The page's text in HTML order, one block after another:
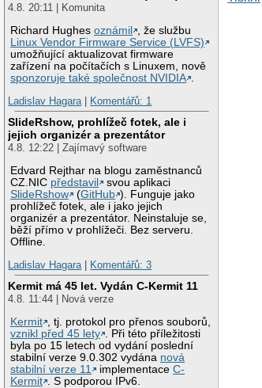
4.8. 20:11 | Komunita
Richard Hughesoznámil
, že službu
Linux Vendor Firmware Service (LVFS)
umožňující aktualizovat firmware
zařízení na počítačích s Linuxem, nově
sponzoruje také společnost NVIDIA
Ladislav Hagara| Komentářů: 1
SlideRshow, prohlížeč fotek, ale i
jejich organizér a prezentátor
4.8. 12:22 | Zajímavý software
Edvard Rejthar na blogu zaměstnanců
CZ.NIC představil
svou aplikaci
SlideRshow
(GitHub ). Funguje jako
prohlížeč fotek, ale i jako jejich
organizér a prezentátor. Neinstaluje se,
běží přímo v prohlížeči. Bez serveru.
Offline.
Ladislav Hagara| Komentářů: 3
Kermit má 45 let. Vydán C-Kermit 11
4.8. 11:44 | Nová verze
Kermit
, tj. protokol pro přenos souborů,
vznikl před 45 lety
. Při této příležitosti
byla po 15 letech od vydání poslední
stabilní verze 9.0.302 vydána nová
stabilní verze 11
implementaceC-
Kermit
. S podporou IPv6.